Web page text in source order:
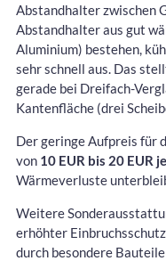
Abstandhalter zwischen
Abstandhalter aus gut
Aluminium) bestehen,
sehr schnell aus. Das
gerade bei Dreifach-
Kantenfläche (drei
Der geringe Aufpreis für
von 10 EUR bis 20 EUR
Wärmeverluste
Weitere
erhöhter
durch besondere